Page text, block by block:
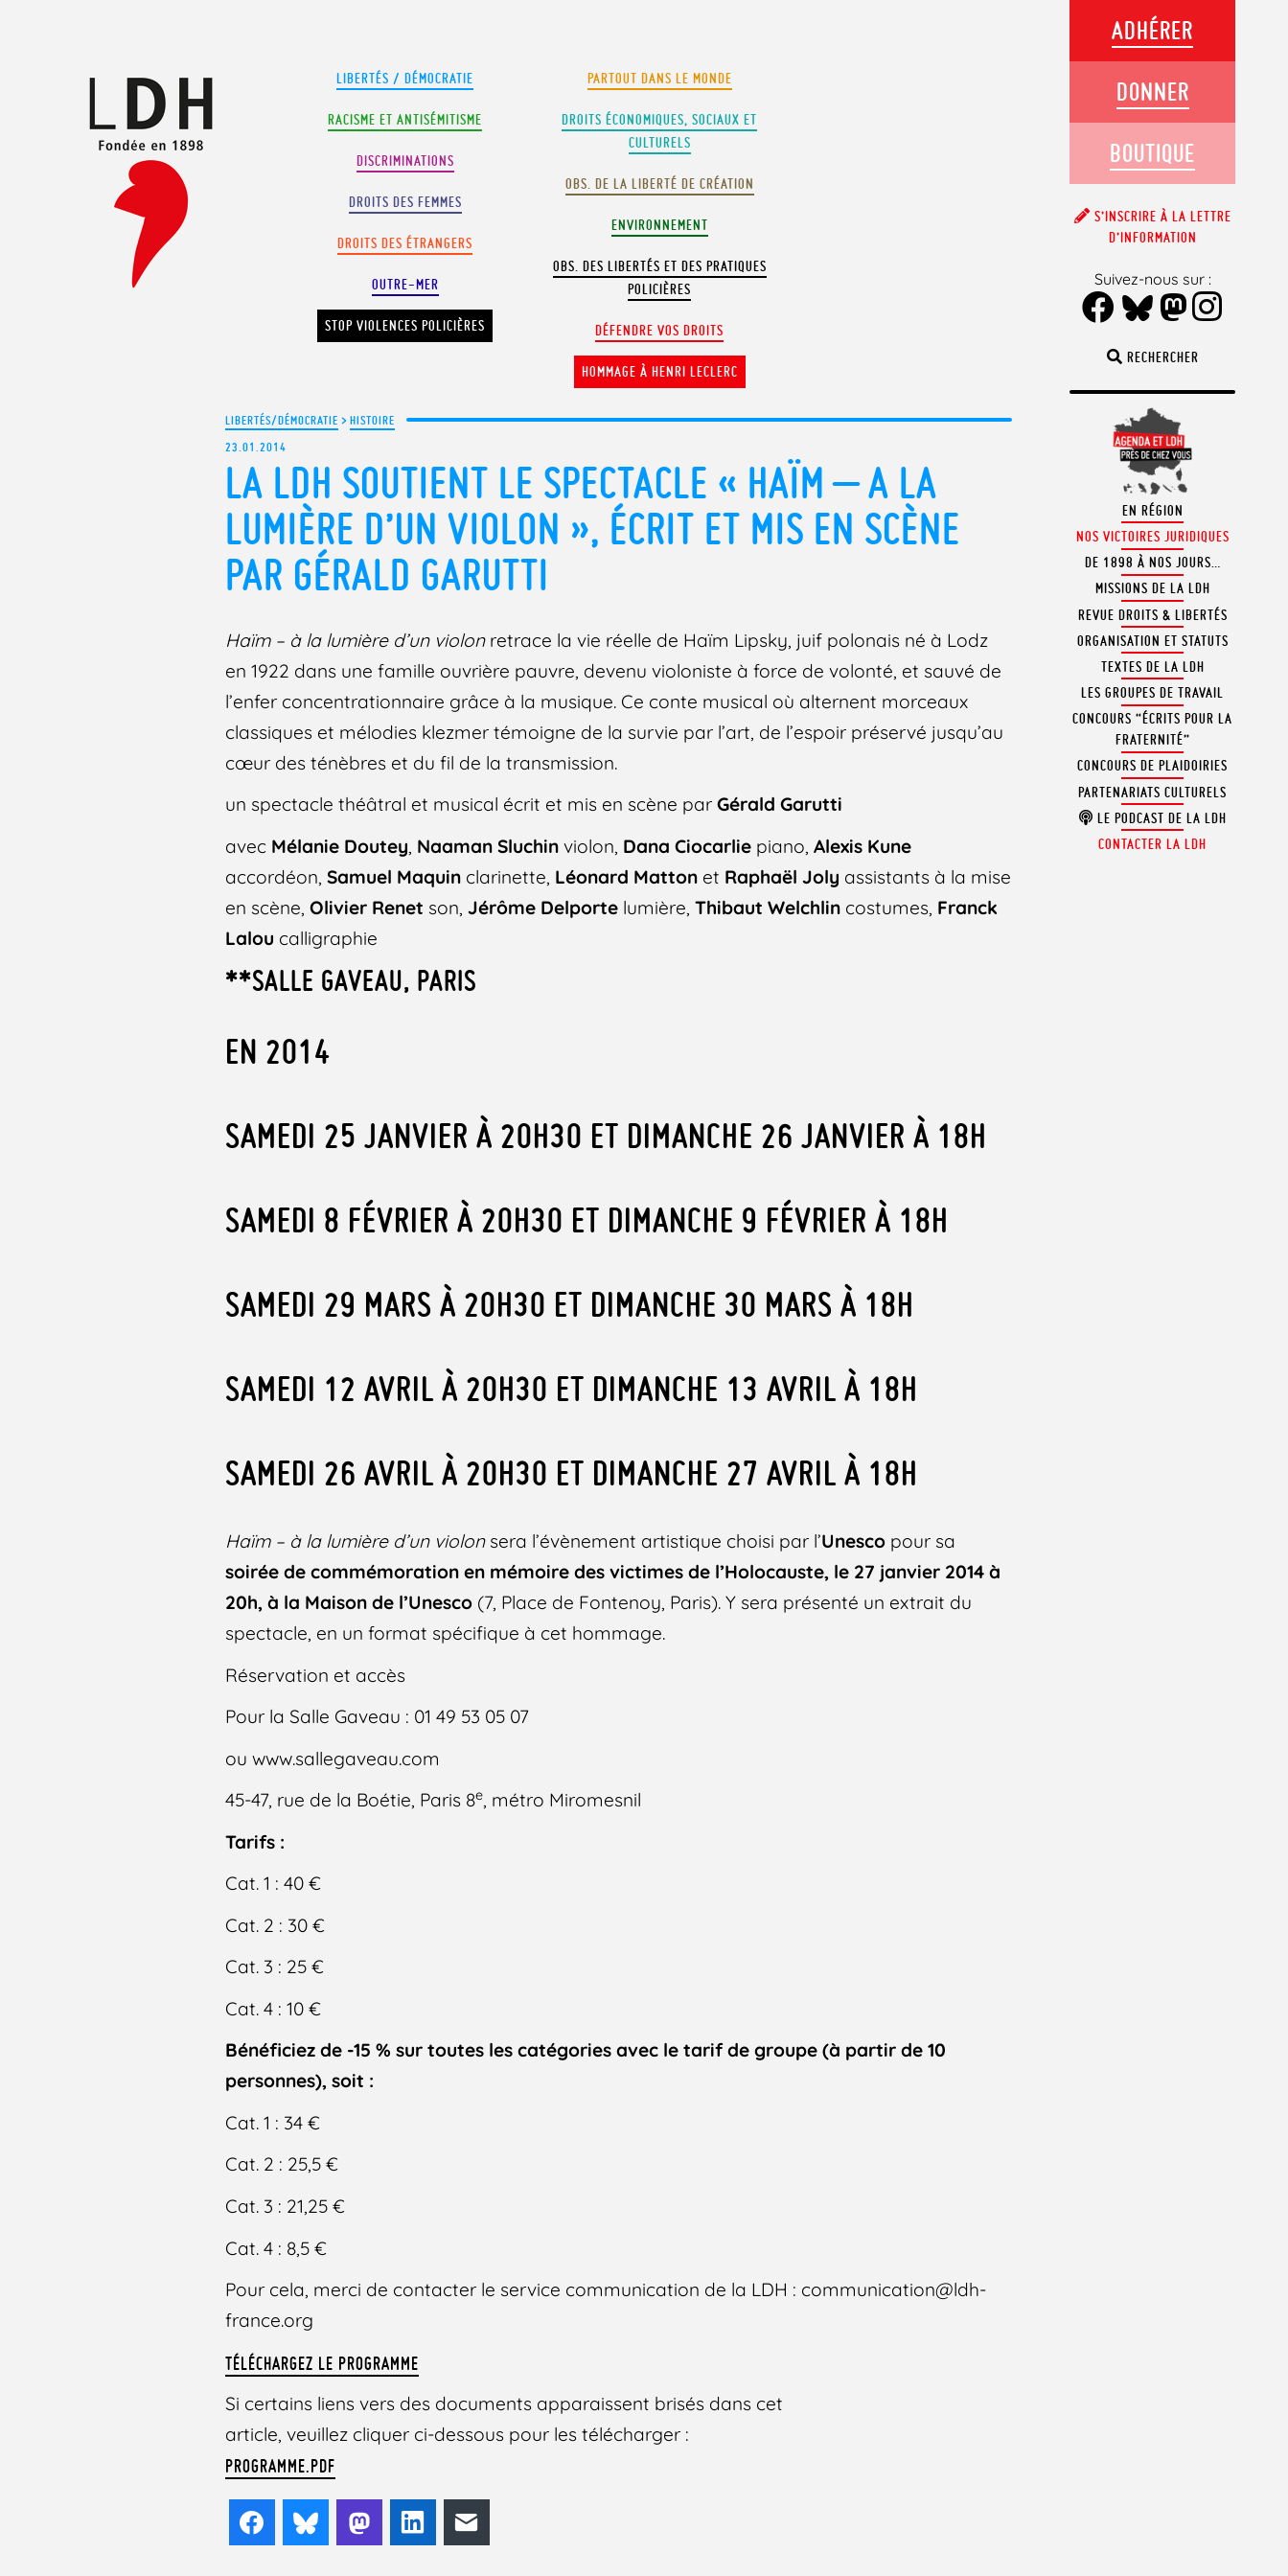
LIBERTÉS / DÉMOCRATIE
RACISME ET ANTISÉMITISME
DISCRIMINATIONS
DROITS DES FEMMES
DROITS DES ÉTRANGERS
OUTRE-MER
STOP VIOLENCES POLICIÈRES
PARTOUT DANS LE MONDE
DROITS ÉCONOMIQUES, SOCIAUX ET
CULTURELS
OBS. DE LA LIBERTÉ DE CRÉATION
ENVIRONNEMENT
OBS. DES LIBERTÉS ET DES PRATIQUES
POLICIÈRES
DÉFENDRE VOS DROITS
HOMMAGE À HENRI LECLERC
LIBERTÉS/DÉMOCRATIE >HISTOIRE
23.01.2014
LA LDH SOUTIENT LE SPECTACLE « HAÏM – A LA
LUMIÈRE D’UN VIOLON », ÉCRIT ET MIS EN SCÈNE
PAR GÉRALD GARUTTI
Haïm – à la lumière d’un violonretrace la vie réelle de Haïm Lipsky, juif polonais né à Lodz
en 1922 dans une famille ouvrière pauvre, devenu violoniste à force de volonté, et sauvé de
l’enfer concentrationnaire grâce à la musique. Ce conte musical où alternent morceaux
classiques et mélodies klezmer témoigne de la survie par l’art, de l’espoir préservé jusqu’au
cœur des ténèbres et du fil de la transmission.
un spectacle théâtral et musical écrit et mis en scène parGérald Garutti
avec Mélanie Doutey, Naaman Sluchin violon, Dana Ciocarlie piano,Alexis Kune
accordéon,Samuel Maquin clarinette, Léonard Matton et Raphaël Joly assistants à la mise
en scène,Olivier Renet son,Jérôme Delporte lumière,Thibaut Welchlin costumes, Franck
Lalou calligraphie
**SALLE GAVEAU, PARIS
EN 2014
SAMEDI 25 JANVIER À 20H30 ET DIMANCHE 26 JANVIER À 18H
SAMEDI 8 FÉVRIER À 20H30 ET DIMANCHE 9 FÉVRIER À 18H
SAMEDI 29 MARS À 20H30 ET DIMANCHE 30 MARS À 18H
SAMEDI 12 AVRIL À 20H30 ET DIMANCHE 13 AVRIL À 18H
SAMEDI 26 AVRIL À 20H30 ET DIMANCHE 27 AVRIL À 18H
Haïm – à la lumière d’un violonsera l’évènement artistique choisi par l’Unesco pour sa
soirée de commémoration en mémoire des victimes de l’Holocauste, le 27 janvier 2014 à
20h, à la Maison de l’Unesco (7, Place de Fontenoy, Paris). Y sera présenté un extrait du
spectacle, en un format spécifique à cet hommage.
Réservation et accès
Pour la Salle Gaveau : 01 49 53 05 07
ou www.sallegaveau.com
45-47, rue de la Boétie, Paris 8e, métro Miromesnil
Tarifs :
Cat. 1 : 40 €
Cat. 2 : 30 €
Cat. 3 : 25 €
Cat. 4 : 10 €
Bénéficiez de -15 % sur toutes les catégories avec le tarif de groupe (à partir de 10
personnes), soit :
Cat. 1 : 34 €
Cat. 2 : 25,5 €
Cat. 3 : 21,25 €
Cat. 4 : 8,5 €
Pour cela, merci de contacter le service communication de la LDH : communication@ldh-
france.org
TÉLÉCHARGEZ LE PROGRAMME
Si certains liens vers des documents apparaissent brisés dans cet
article, veuillez cliquer ci-dessous pour les télécharger :
PROGRAMME.PDF
FacebookBlueskyMastodonLinkedIn
RECHERCHER
EN RÉGION
NOS VICTOIRES JURIDIQUES
DE 1898 À NOS JOURS…
MISSIONS DE LA LDH
REVUE DROITS & LIBERTÉS
ORGANISATION ET STATUTS
TEXTES DE LA LDH
LES GROUPES DE TRAVAIL
CONCOURS “ÉCRITS POUR LA
FRATERNITÉ”
CONCOURS DE PLAIDOIRIES
PARTENARIATS CULTURELS
LE PODCAST DE LA LDH
CONTACTER LA LDH
ADHÉRER
DONNER
BOUTIQUE
S’INSCRIRE À LA LETTRE
D’INFORMATION
Suivez-nous sur :